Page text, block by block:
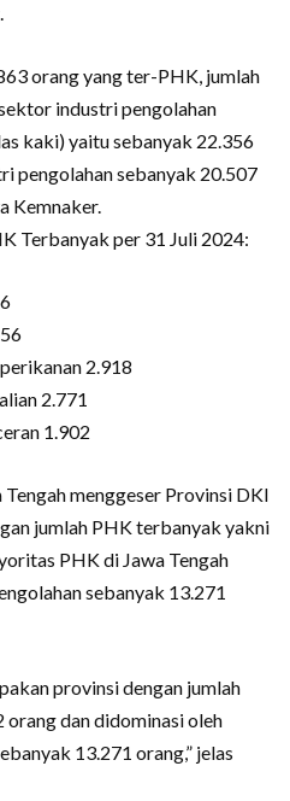
orang yang ter-PHK, jumlah
industri pengolahan
kaki) yaitu sebanyak 22.356
pengolahan sebanyak 20.507
Kemnaker.
Terbanyak per 31 Juli 2024:
2.918
2.771
1.902
menggeser Provinsi DKI
jumlah PHK terbanyak yakni
PHK di Jawa Tengah
sebanyak 13.271
provinsi dengan jumlah
dan didominasi oleh
13.271 orang,” jelas